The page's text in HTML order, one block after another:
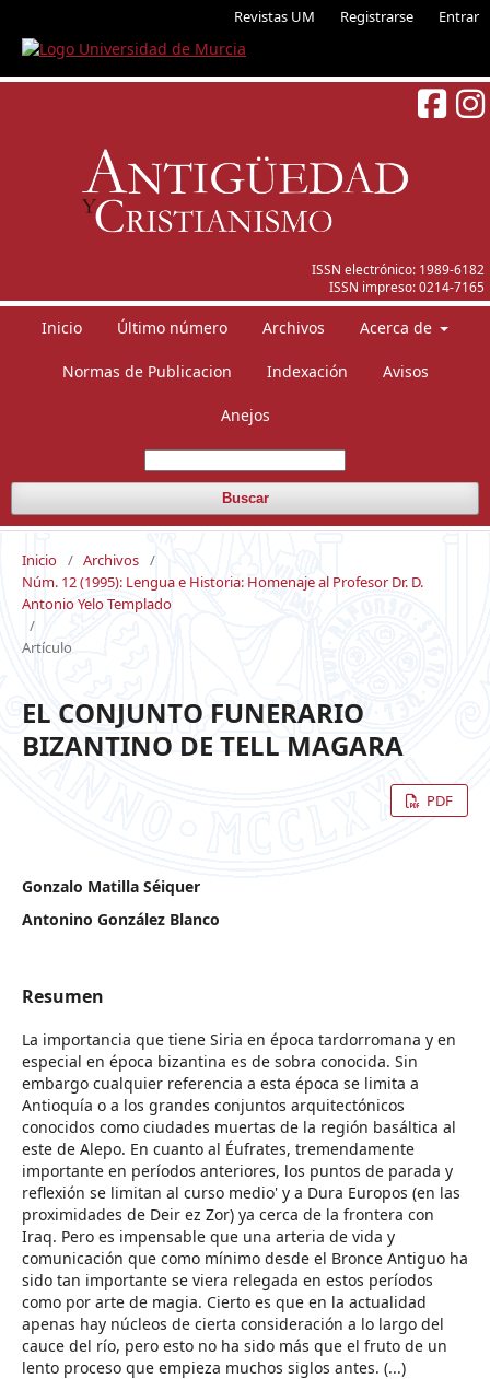
Revistas UM Registrarse Entrar
ISSN electrónico: 1989-6182
ISSN impreso:0214-7165
Inicio Último número Archivos Acerca de
Normas de Publicacion Indexación Avisos
Anejos
Buscar
Inicio / Archivos /
Núm. 12 (1995): Lengua e Historia: Homenaje al Profesor Dr. D.
Antonio Yelo Templado
/
Artículo
EL CONJUNTO FUNERARIO
BIZANTINO DE TELL MAGARA
PDF
Gonzalo Matilla Séiquer
Antonino González Blanco
Resumen
La importancia que tiene Siria en época tardorromana y en
especial en época bizantina es de sobra conocida. Sin
embargo cualquier referencia a esta época se limita a
Antioquía o a los grandes conjuntos arquitectónicos
conocidos como ciudades muertas de la región basáltica al
este de Alepo. En cuanto al Éufrates, tremendamente
importante en períodos anteriores, los puntos de parada y
reflexión se limitan al curso medio' y a Dura Europos (en las
proximidades de Deir ez Zor) ya cerca de la frontera con
Iraq. Pero es impensable que una arteria de vida y
comunicación que como mínimo desde el Bronce Antiguo ha
sido tan importante se viera relegada en estos períodos
como por arte de magia. Cierto es que en la actualidad
apenas hay núcleos de cierta consideración a lo largo del
cauce del río, pero esto no ha sido más que el fruto de un
lento proceso que empieza muchos siglos antes. (...)